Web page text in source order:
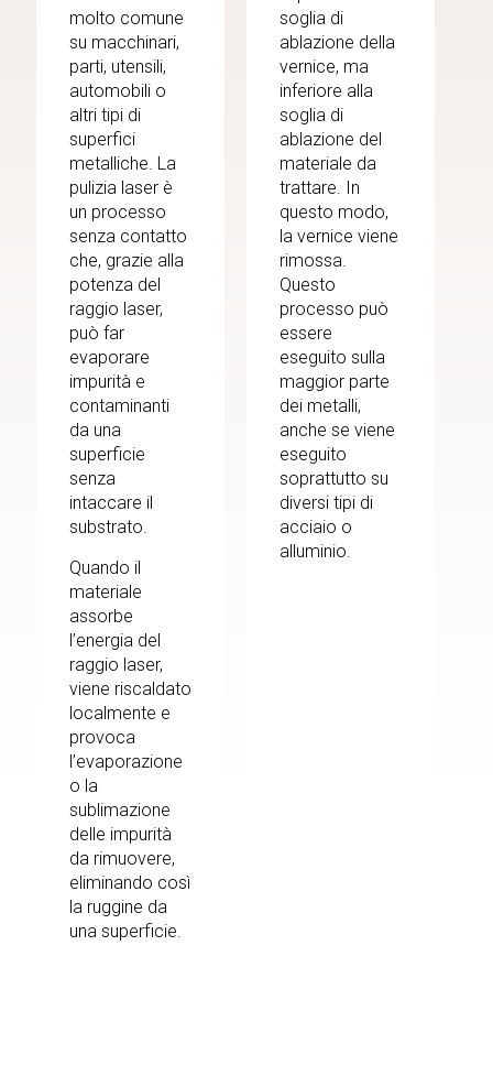
molto comune
su macchinari,
parti, utensili,
automobili o
altri tipi di
superfici
metalliche. La
pulizia laser è
un processo
senza contatto
che, grazie alla
potenza del
raggio laser,
può far
evaporare
impurità e
contaminanti
da una
superficie
senza
intaccare il
substrato.
Quando il
materiale
assorbe
l’energia del
raggio laser,
viene riscaldato
localmente e
provoca
l’evaporazione
o la
sublimazione
delle impurità
da rimuovere,
eliminando così
la ruggine da
una superficie.
soglia di
ablazione della
vernice, ma
inferiore alla
soglia di
ablazione del
materiale da
trattare. In
questo modo,
la vernice viene
rimossa.
Questo
processo può
essere
eseguito sulla
maggior parte
dei metalli,
anche se viene
eseguito
soprattutto su
diversi tipi di
acciaio o
alluminio.